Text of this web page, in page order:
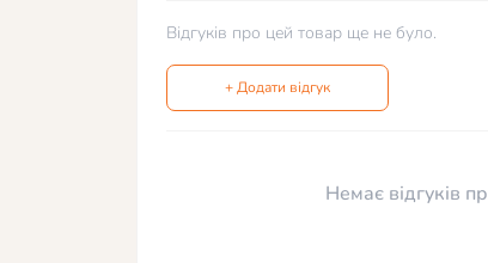
Відгуків про цей товар ще не було.
+ Додати відгук
Немає відгуків